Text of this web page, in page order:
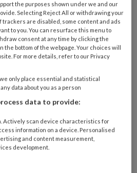
the purposes shown under we and our
Selecting Reject All or withdrawing your
trackers are disabled, some content and ads
to you. You can resurface this menu to
consent at any time by clicking the
the bottom of the webpage. Your choices will
For more details, refer to our Privacy
only place essential and statistical
data about you as a person
data to provide:
Actively scan device characteristics for
information on a device. Personalised
and content measurement,
development.